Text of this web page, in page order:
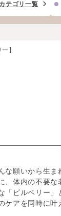
テゴリ一覧
】
な願いから生ま
、体内の不要な
「ビルベリー」
ケアを同時に叶